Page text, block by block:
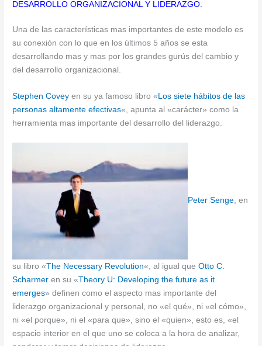
DESARROLLO ORGANIZACIONAL Y LIDERAZGO.
Una de las características mas importantes de este modelo es
su conexión con lo que en los últimos 5 años se esta
desarrollando mas y mas por los grandes gurús del cambio y
del desarrollo organizacional.
Stephen Covey en su ya famoso libro «Los siete hábitos de las
personas altamente efectivas«, apunta al «carácter» como la
herramienta mas importante del desarrollo del liderazgo.
Peter Senge, en
su libro «The Necessary Revolution«, al igual queOtto C.
Scharmer en su «Theory U: Developing the future as it
emerges» definen como el aspecto mas importante del
liderazgo organizacional y personal, no «el qué», ni «el cómo»,
ni «el porque», ni el «para que», sino el «quien», esto es, «el
espacio interior en el que uno se coloca a la hora de analizar,